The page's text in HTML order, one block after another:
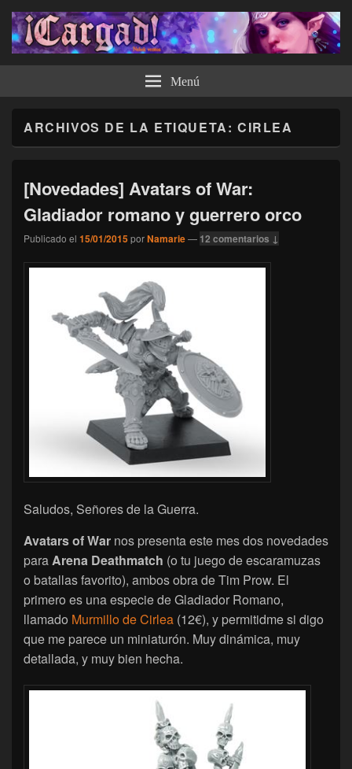
¡Cargad! Menú
ARCHIVOS DE LA ETIQUETA:CIRLEA
[Novedades] Avatars of War:
Gladiador romano y guerrero orco
Publicado el 15/01/2015porNamarie— 12 comentarios ↓
Saludos, Señores de la Guerra.
Avatars of War nos presenta este mes dos novedades
paraArena Deathmatch (o tu juego de escaramuzas
o batallas favorito), ambos obra de Tim Prow. El
primero es una especie de Gladiador Romano,
llamado Murmillo de Cirlea (12€), y permitidme si digo
que me parece un miniaturón. Muy dinámica, muy
detallada, y muy bien hecha.